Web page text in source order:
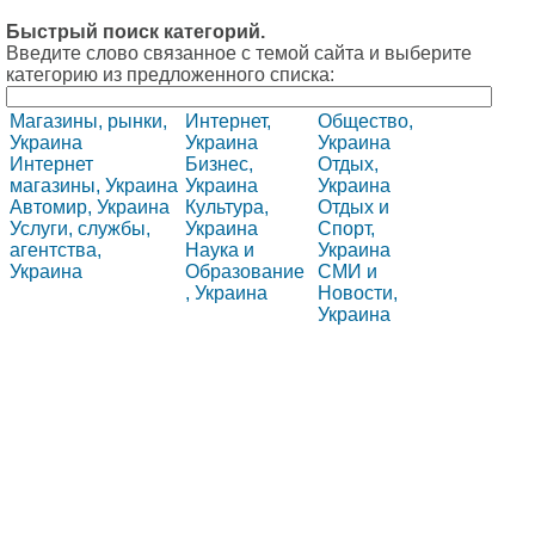
Быстрый поиск категорий.
Введите слово связанное с темой сайта и выберите
категорию из предложенного списка:
Магазины, рынки,
Украина
Интернет
магазины, Украина
Автомир, Украина
Услуги, службы,
агентства,
Украина
Интернет,
Украина
Бизнес,
Украина
Культура,
Украина
Наука и
Образование
, Украина
Общество,
Украина
Отдых,
Украина
Отдых и
Спорт,
Украина
СМИ и
Новости,
Украина